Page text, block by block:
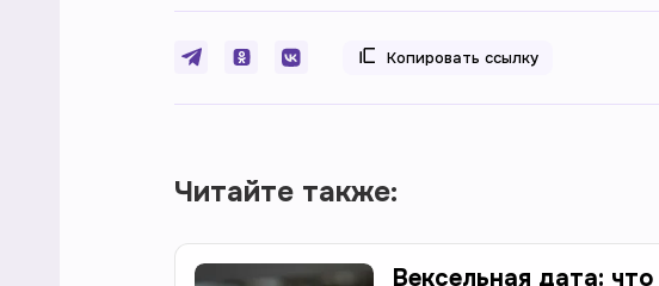
Копировать ссылку
Читайте также:
Вексельная дата: